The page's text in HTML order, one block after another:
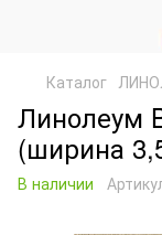
Каталог
Линолеум
(ширина
В наличии